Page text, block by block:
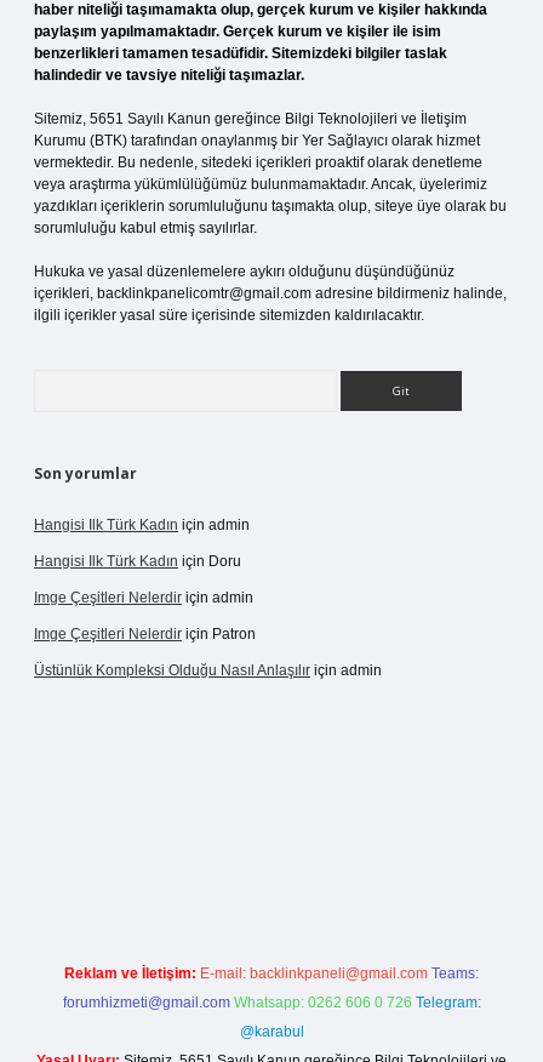
haber niteliği taşımamakta olup, gerçek kurum ve kişiler hakkında
paylaşım yapılmamaktadır. Gerçek kurum ve kişiler ile isim
benzerlikleri tamamen tesadüfidir. Sitemizdeki bilgiler taslak
halindedir ve tavsiye niteliği taşımazlar.
Sitemiz, 5651 Sayılı Kanun gereğince Bilgi Teknolojileri ve İletişim
Kurumu (BTK) tarafından onaylanmış bir Yer Sağlayıcı olarak hizmet
vermektedir. Bu nedenle, sitedeki içerikleri proaktif olarak denetleme
veya araştırma yükümlülüğümüz bulunmamaktadır. Ancak, üyelerimiz
yazdıkları içeriklerin sorumluluğunu taşımakta olup, siteye üye olarak bu
sorumluluğu kabul etmiş sayılırlar.
Hukuka ve yasal düzenlemelere aykırı olduğunu düşündüğünüz
içerikleri, backlinkpanelicomtr@gmail.com adresine bildirmeniz halinde,
ilgili içerikler yasal süre içerisinde sitemizden kaldırılacaktır.
Son yorumlar
Hangisi Ilk Türk Kadın için admin
Hangisi Ilk Türk Kadın için Doru
Imge Çeşitleri Nelerdir için admin
Imge Çeşitleri Nelerdir için Patron
Üstünlük Kompleksi Olduğu Nasıl Anlaşılır için admin
Reklam ve İletişim: E-mail: backlinkpaneli@gmail.com Teams:
forumhizmeti@gmail.com Whatsapp: 0262 606 0 726 Telegram:
@karabul